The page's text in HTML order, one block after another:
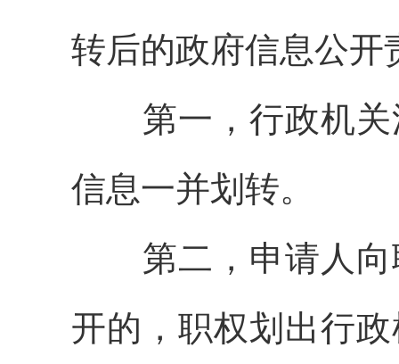
转后的政府信息公开
第一，行政机关
信息一并划转。
第二，申请人向
开的，职权划出行